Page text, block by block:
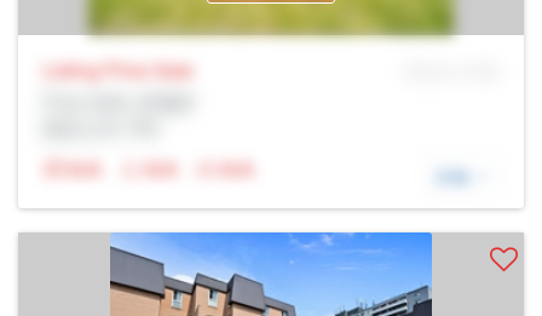
Listing Price Sale
N/A
N/A N/A 詳細